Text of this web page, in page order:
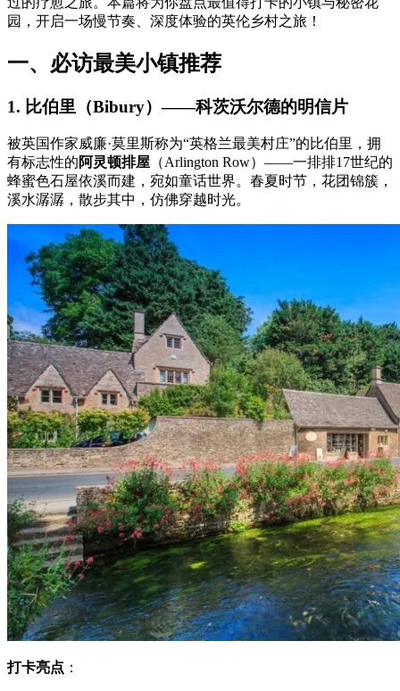
园，开启一场慢节奏、深度体验的英伦乡村之旅！
一、必访最美小镇推荐
1. 比伯里（Bibury）——科茨沃尔德的明信片
被英国作家威廉·莫里斯称为“英格兰最美村庄”的比伯里，拥
有标志性的阿灵顿排屋 （Arlington Row）——一排排17世纪的
蜂蜜色石屋依溪而建，宛如童话世界。春夏时节，花团锦簇，
溪水潺潺，散步其中，仿佛穿越时光。
打卡亮点 ：